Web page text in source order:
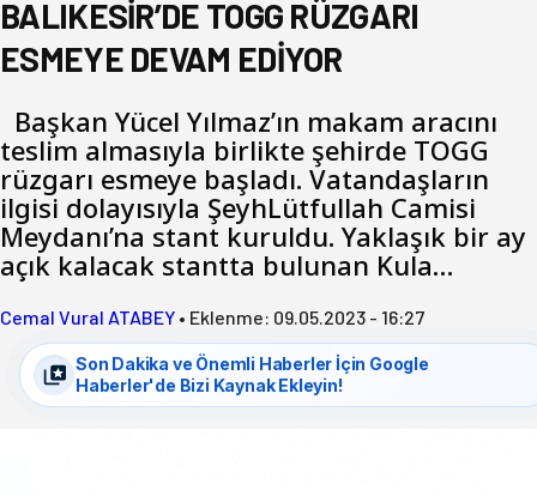
BALIKESİR’DE TOGG RÜZGARI
ESMEYE DEVAM EDİYOR
Başkan Yücel Yılmaz’ın makam aracını
teslim almasıyla birlikte şehirde TOGG
rüzgarı esmeye başladı. Vatandaşların
ilgisi dolayısıyla ŞeyhLütfullah Camisi
Meydanı’na stant kuruldu. Yaklaşık bir ay
açık kalacak stantta bulunan Kula…
Cemal Vural ATABEY • Eklenme: 09.05.2023 - 16:27
Son Dakika ve Önemli Haberler İçin Google
Haberler'de Bizi Kaynak Ekleyin!